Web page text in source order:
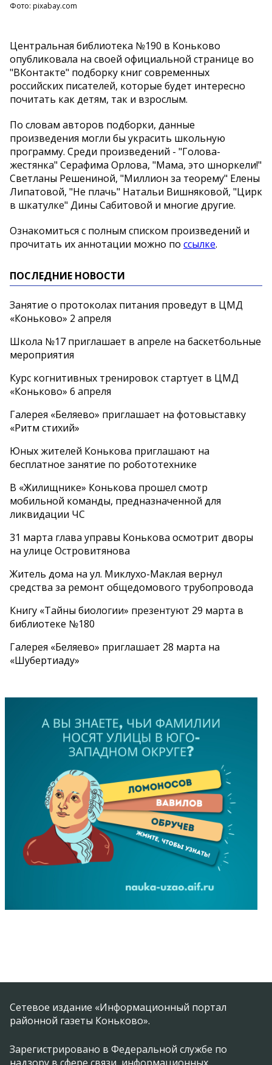
Фото: pixabay.com
Центральная библиотека №190 в Коньково
опубликовала на своей официальной странице во
"ВКонтакте" подборку книг современных
российских писателей, которые будет интересно
почитать как детям, так и взрослым.
По словам авторов подборки, данные
произведения могли бы украсить школьную
программу. Среди произведений - "Голова-
жестянка" Серафима Орлова, "Мама, это шноркели!"
Светланы Решениной, "Миллион за теорему" Елены
Липатовой, "Не плачь" Натальи Вишняковой, "Цирк
в шкатулке" Дины Сабитовой и многие другие.
Ознакомиться с полным списком произведений и
прочитать их аннотации можно по ссылке.
ПОСЛЕДНИЕ НОВОСТИ
Занятие о протоколах питания проведут в ЦМД
«Коньково» 2 апреля
Школа №17 приглашает в апреле на баскетбольные
мероприятия
Курс когнитивных тренировок стартует в ЦМД
«Коньково» 6 апреля
Галерея «Беляево» приглашает на фотовыставку
«Ритм стихий»
Юных жителей Конькова приглашают на
бесплатное занятие по робототехнике
В «Жилищнике» Конькова прошел смотр
мобильной команды, предназначенной для
ликвидации ЧС
31 марта глава управы Конькова осмотрит дворы
на улице Островитянова
Житель дома на ул. Миклухо-Маклая вернул
средства за ремонт общедомового трубопровода
Книгу «Тайны биологии» презентуют 29 марта в
библиотеке №180
Галерея «Беляево» приглашает 28 марта на
«Шубертиаду»
Сетевое издание «Информационный портал
районной газеты Коньково».
Зарегистрировано в Федеральной службе по